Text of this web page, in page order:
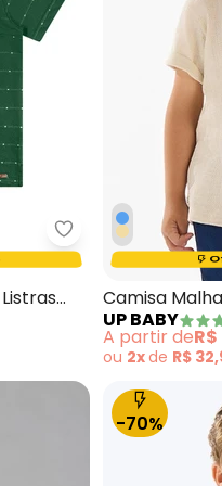
Cotton Azul
Colorittá -
Camisa
UP BABY
A partir de
ou 2xde R$
-70%